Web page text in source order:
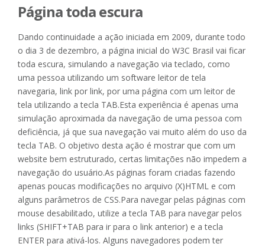
Página toda escura
Dando continuidade a ação iniciada em 2009, durante todo
o dia 3 de dezembro, a página inicial do W3C Brasil vai ficar
toda escura, simulando a navegação via teclado, como
uma pessoa utilizando um software leitor de tela
navegaria, link por link, por uma página com um leitor de
tela utilizando a tecla TAB.Esta experiência é apenas uma
simulação aproximada da navegação de uma pessoa com
deficiência, já que sua navegação vai muito além do uso da
tecla TAB. O objetivo desta ação é mostrar que com um
website bem estruturado, certas limitações não impedem a
navegação do usuário.As páginas foram criadas fazendo
apenas poucas modificações no arquivo (X)HTML e com
alguns parâmetros de CSS.Para navegar pelas páginas com
mouse desabilitado, utilize a tecla TAB para navegar pelos
links (SHIFT+TAB para ir para o link anterior) e a tecla
ENTER para ativá-los. Alguns navegadores podem ter